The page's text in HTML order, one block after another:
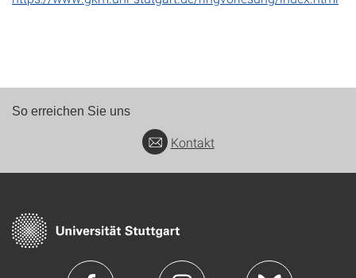
So erreichen Sie uns
Kontakt